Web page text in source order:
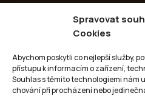
Spravovat
Cookies
Abychom poskytli co nejlepší služby,
přístupu k informacím o zařízení,
Souhlas s těmito technologiemi nám
chování při procházení nebo
info@circle-galery.cz